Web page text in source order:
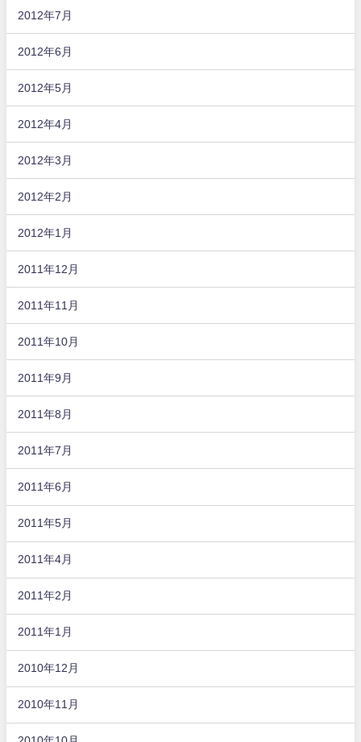
2012年7月
2012年6月
2012年5月
2012年4月
2012年3月
2012年2月
2012年1月
2011年12月
2011年11月
2011年10月
2011年9月
2011年8月
2011年7月
2011年6月
2011年5月
2011年4月
2011年2月
2011年1月
2010年12月
2010年11月